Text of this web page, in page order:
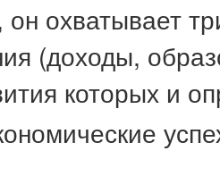
он охватывает
(доходы,
которых и